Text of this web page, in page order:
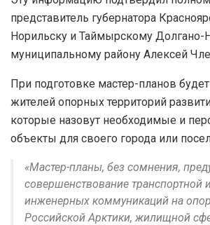
представитель губернатора
Норильску и Таймырскому Долгано-
муниципальному району Алексей
При подготовке мастер-планов
жителей опорных территорий
которые назовут необходимые и
объекты для своего города или
«Мастер-планы, без сомнения,
совершенствование транспортной
инженерных коммуникаций на
Российской Арктики, жилищной